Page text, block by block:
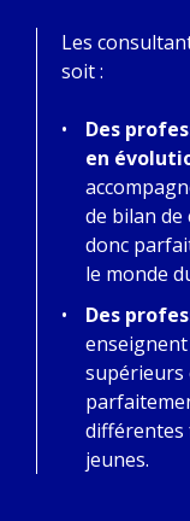
Les
soit :
Des
en
de bilan
donc
le monde
Des
enseignent
supérieurs
différentes
jeunes.